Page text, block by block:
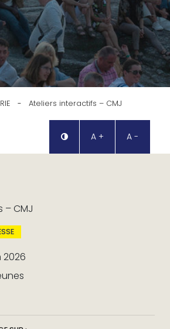
- Ateliers interactifs – CMJ
A + A -
– CMJ
2026